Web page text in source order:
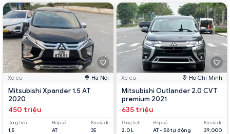
Xe cũ Hà Nội
Mitsubishi Xpander 1.5 AT
2020
450 triệu
Dung tích
1,5
Hộp số
AT
Km đã đi
35
Xe cũ Hồ Chí Minh
Mitsubishi Outlander 2.0 CVT
premium 2021
635 triệu
Dung tích
2.0 L
Hộp số
AT - Số tự động
Km đã đi
39,000